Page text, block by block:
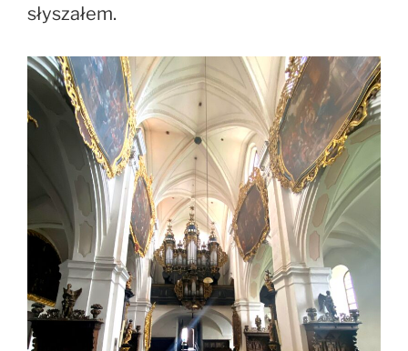
słyszałem.